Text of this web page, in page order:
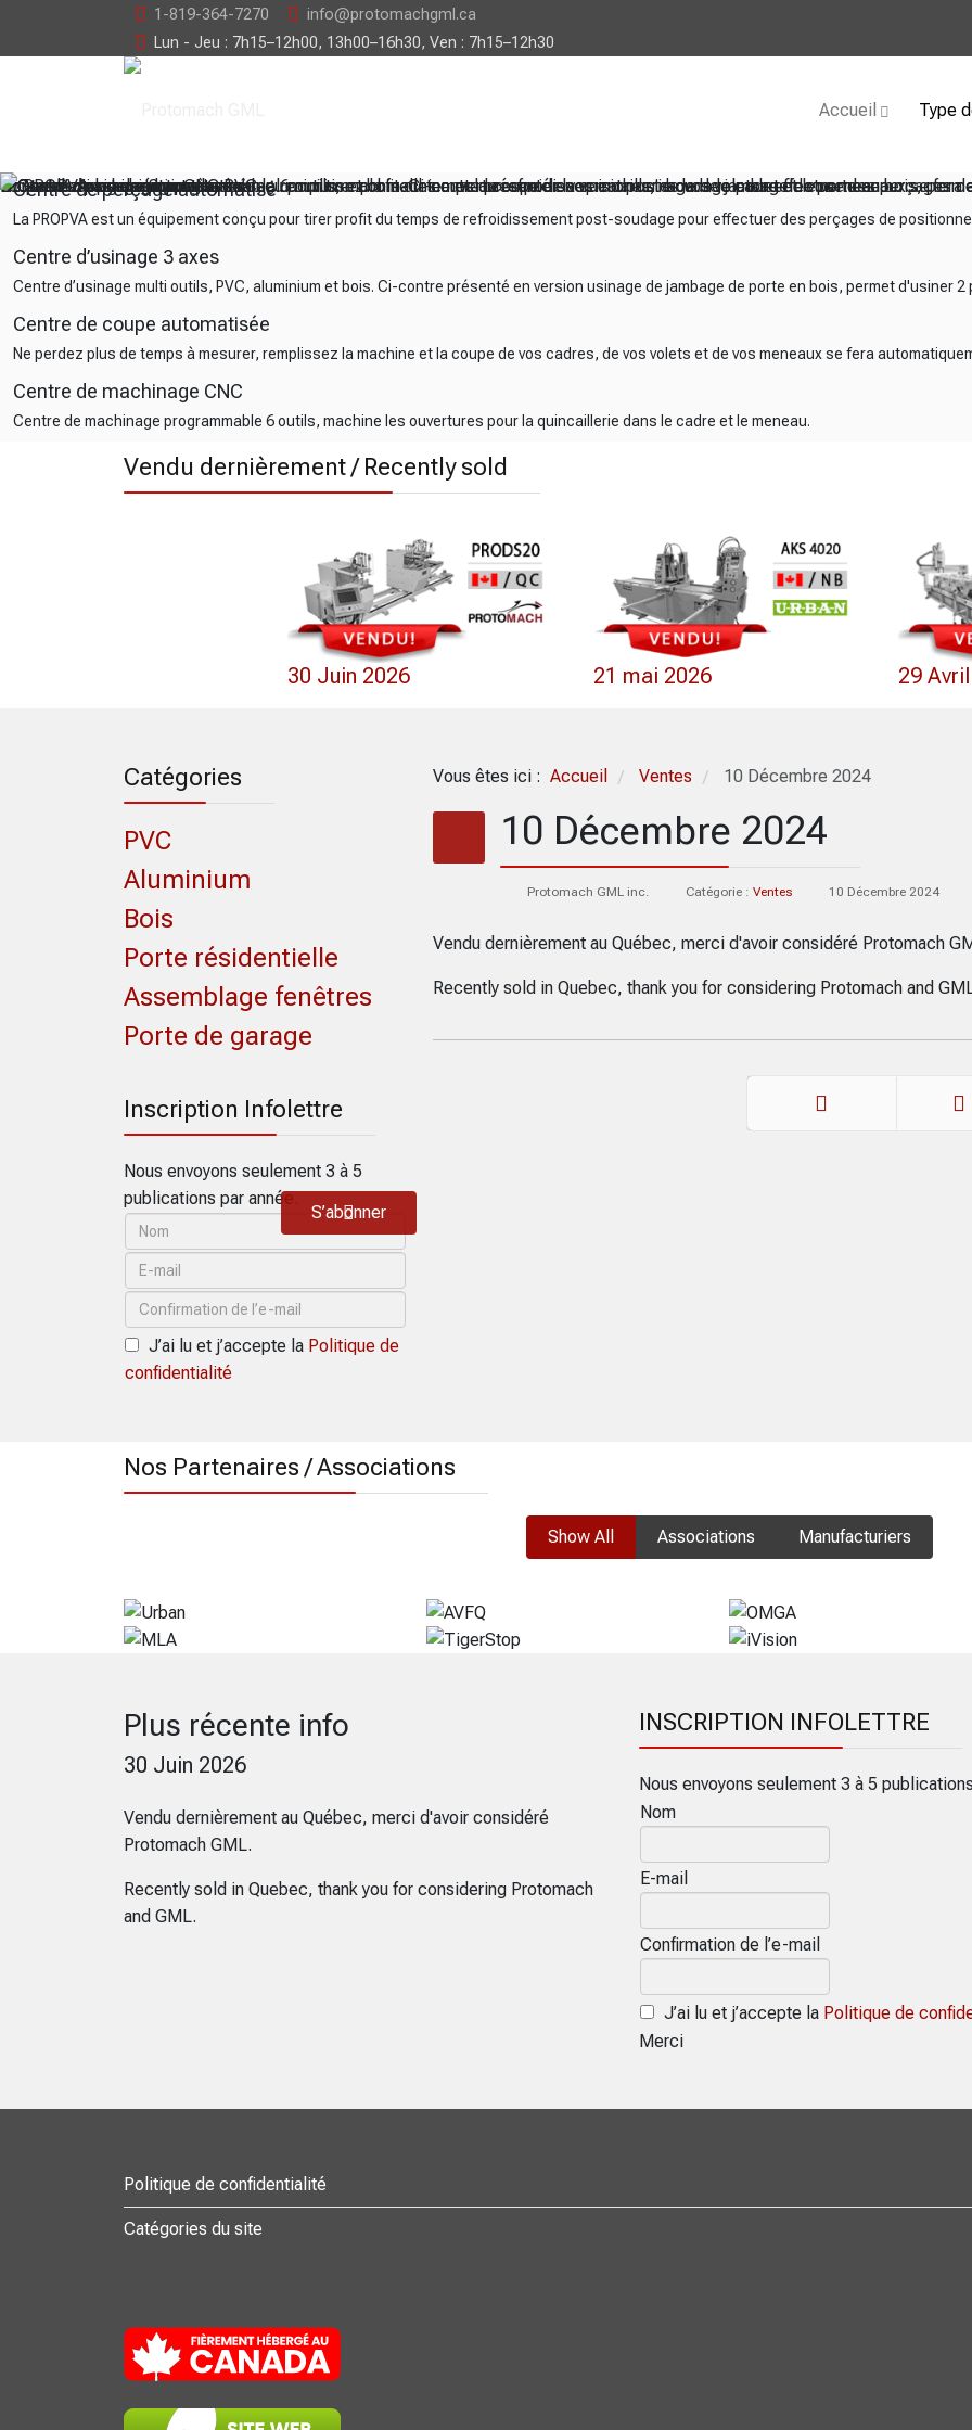
1-819-364-7270
info@protomachgml.ca
Lun - Jeu : 7h15–12h00, 13h00–16h30, Ven : 7h15–12h30
Accueil Type
La PROPVA est un équipement conçu pour tirer profit du temps de refroidissement post-soudage pour effectuer des perçages
Centre d’usinage multi outils, PVC, aluminium et bois. Ci-contre présenté en version usinage de jambage de porte en bois,
Ne perdez plus de temps à mesurer, remplissez la machine et la coupe de vos cadres, de vos volets et de vos meneaux se fera
Centre de machinage programmable 6 outils, machine les ouvertures pour la quincaillerie dans le cadre et le meneau.
Centre de perçage automatisé
La PROPVA est un équipement conçu pour tirer profit du temps de refroidissement post-soudage pour effectuer des perçages de
Centre d’usinage 3 axes
Centre d’usinage multi outils, PVC, aluminium et bois. Ci-contre présenté en version usinage de jambage de porte en bois, permet d'usiner 2
Centre de coupe automatisée
Ne perdez plus de temps à mesurer, remplissez la machine et la coupe de vos cadres, de vos volets et de vos meneaux se fera
Centre de machinage CNC
Centre de machinage programmable 6 outils, machine les ouvertures pour la quincaillerie dans le cadre et le meneau.
Vendu dernièrement / Recently sold
30 Juin 2026 21 mai 2026 29
Catégories
PVC
Aluminium
Bois
Porte résidentielle
Assemblage fenêtres
Porte de garage
Inscription Infolettre
Nous envoyons seulement 3 à 5
publications par année.
J’ai lu et j’accepte la Politique de
confidentialité
S’abonner
Vous êtes ici : Accueil / Ventes / 10 Décembre 2024
10 Décembre 2024
Protomach GML inc. Catégorie : Ventes 10 Décembre 2024
Vendu dernièrement au Québec, merci d'avoir considéré Protomach
Recently sold in Quebec, thank you for considering Protomach and
Nos Partenaires / Associations
Show All Associations Manufacturiers
Plus récente info
30 Juin 2026
Vendu dernièrement au Québec, merci d'avoir considéré
Protomach GML.
Recently sold in Quebec, thank you for considering Protomach
and GML.
INSCRIPTION INFOLETTRE
Nous envoyons seulement 3 à 5
Nom
E-mail
Confirmation de l’e-mail
J’ai lu et j’accepte la Politique de
Merci
Politique de confidentialité
Catégories du site